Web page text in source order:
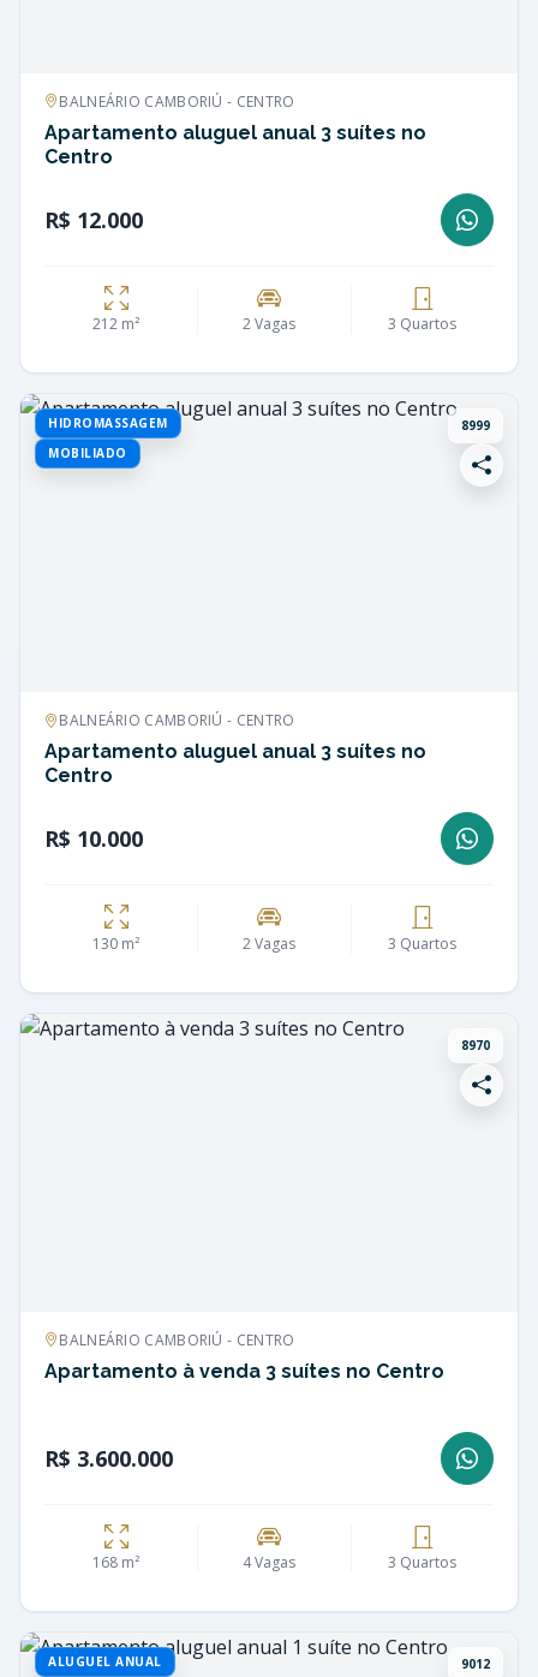
BALNEÁRIO CAMBORIÚ - CENTRO
Apartamento aluguel anual 3 suítes no
Centro
R$ 12.000
212 m² 2 Vagas 3 Quartos
HIDROMASSAGEM
MOBILIADO
8999
BALNEÁRIO CAMBORIÚ - CENTRO
Apartamento aluguel anual 3 suítes no
Centro
R$ 10.000
130 m² 2 Vagas 3 Quartos
8970
BALNEÁRIO CAMBORIÚ - CENTRO
Apartamento à venda 3 suítes no Centro
R$ 3.600.000
168 m² 4 Vagas 3 Quartos
ALUGUEL ANUAL 9012